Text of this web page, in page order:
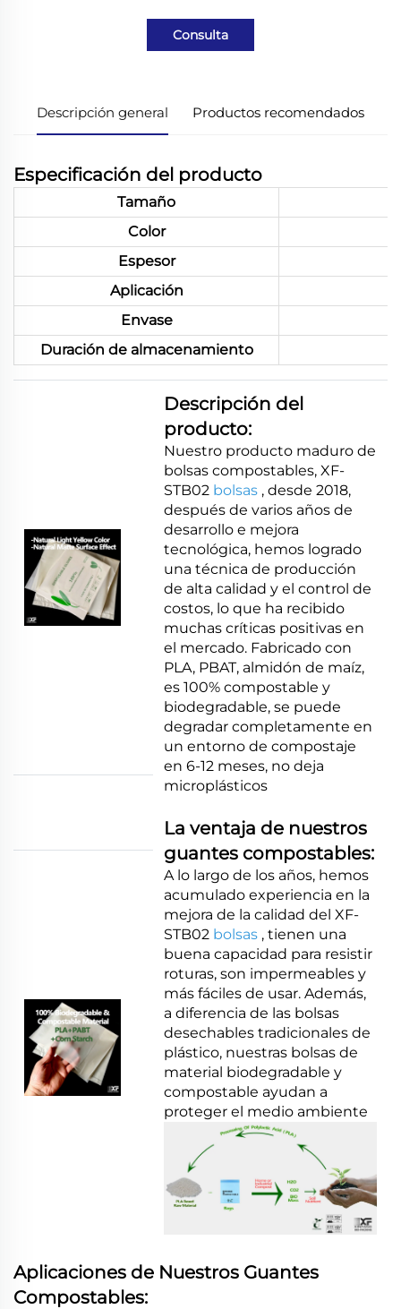
Consulta
Descripción general Productos recomendados
Especificación del producto
Tamaño
Color
Espesor
Aplicación
Envase
Duración de almacenamiento
Descripción del
producto:
Nuestro producto maduro de
bolsas compostables, XF-
STB02 bolsas , desde 2018,
después de varios años de
desarrollo e mejora
tecnológica, hemos logrado
una técnica de producción
de alta calidad y el control de
costos, lo que ha recibido
muchas críticas positivas en
el mercado. Fabricado con
PLA, PBAT, almidón de maíz,
es 100% compostable y
biodegradable, se puede
degradar completamente en
un entorno de compostaje
en 6-12 meses, no deja
microplásticos
La ventaja de nuestros
guantes compostables:
A lo largo de los años, hemos
acumulado experiencia en la
mejora de la calidad del XF-
STB02 bolsas , tienen una
buena capacidad para resistir
roturas, son impermeables y
más fáciles de usar. Además,
a diferencia de las bolsas
desechables tradicionales de
plástico, nuestras bolsas de
material biodegradable y
compostable ayudan a
proteger el medio ambiente
Aplicaciones de Nuestros Guantes
Compostables: